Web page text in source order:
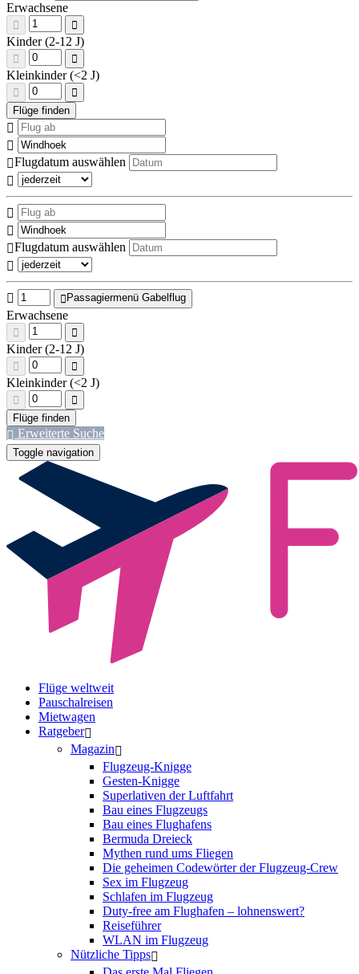
Erwachsene
Kinder (2-12 J)
Kleinkinder (<2 J)
Flugdatum auswählen
Flugdatum auswählen
Passagiermenü Gabelflug
Erwachsene
Kinder (2-12 J)
Kleinkinder (<2 J)
Erweiterte Suche
Toggle navigation
Flüge weltweit
Pauschalreisen
Mietwagen
Ratgeber
Magazin
Flugzeug-Knigge
Gesten-Knigge
Superlativen der Luftfahrt
Bau eines Flugzeugs
Bau eines Flughafens
Bermuda Dreieck
Mythen rund ums Fliegen
Die geheimen Codewörter der Flugzeug-Crew
Sex im Flugzeug
Schlafen im Flugzeug
Duty-free am Flughafen – lohnenswert?
Reiseführer
WLAN im Flugzeug
Nützliche Tipps